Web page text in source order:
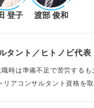
の事業分類や収益構造
ョン（PB強化、海外
や注力点を分析し、
線で志望企業の「フ
登子 渡部 俊和
タント／ヒトノビ代表
時は準備不足で苦労する
リアコンサルタント資格を